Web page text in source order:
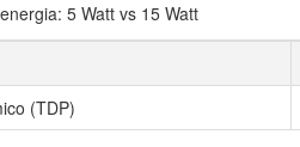
5 Watt vs 15 Watt
(TDP)